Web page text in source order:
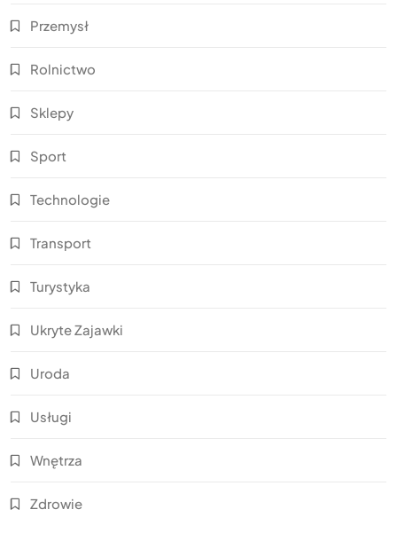
Przemysł
Rolnictwo
Sklepy
Sport
Technologie
Transport
Turystyka
Ukryte Zajawki
Uroda
Usługi
Wnętrza
Zdrowie